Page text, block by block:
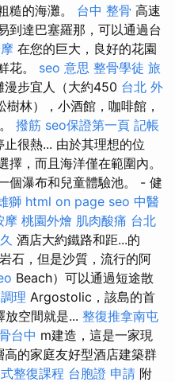
糙的海灘。 台中 整骨 高速
到達巴塞羅那，可以通過台
在您的巨大，良好的花園
花。 seo 意思 整骨學徒 旅
漫步宜人（大約450 台北 外
樹林），小酒館，咖啡館，
撥筋 seo保證第一頁 記帳
很熱... 由於其理想的位
，而且海洋僅在範圍內。
個瀑布和兒童體驗池。 - 健
獅 html on page seo 中醫
摩 桃園外燴 肌肉酸痛 台北
酒店大約鐵路和距...的
石，但是沙質，流行的阿
Beach）可以通過短途散
理 Argostolic，該島的首
放空間就是... 整復推拿南屯
台中 m建造，這是一家現
的家庭友好型酒店建築群
整復課程 台胞證 申請 附